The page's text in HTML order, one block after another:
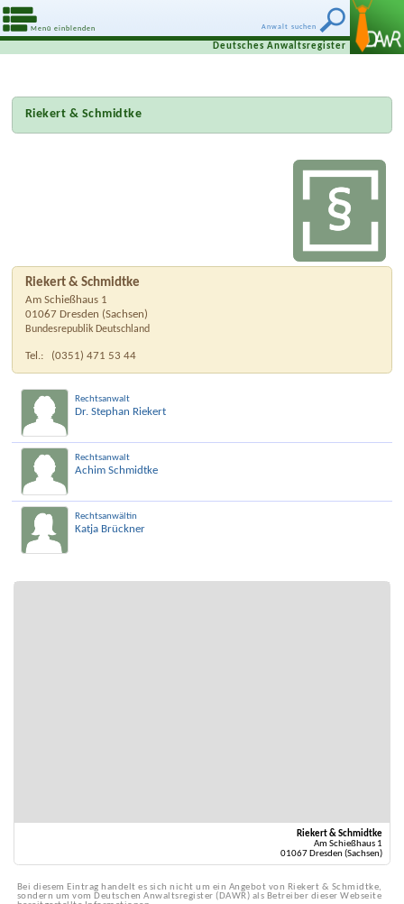
Anwalt suchen
Menü einblenden
Deutsches Anwaltsregister
Riekert & Schmidtke
Riekert & Schmidtke
Am Schießhaus 1
01067 Dresden (Sachsen)
Bundesrepublik Deutschland
Tel.: (0351) 471 53 44
Rechtsanwalt
Dr. Stephan Riekert
Rechtsanwalt
Achim Schmidtke
Rechtsanwältin
Katja Brückner
Riekert & Schmidtke
Am Schießhaus 1
01067 Dresden (Sachsen)
Bei diesem Eintrag handelt es sich nicht um ein Angebot von Riekert & Schmidtke,
sondern um vom Deutschen Anwaltsregister (DAWR) als Betreiber dieser Webseite